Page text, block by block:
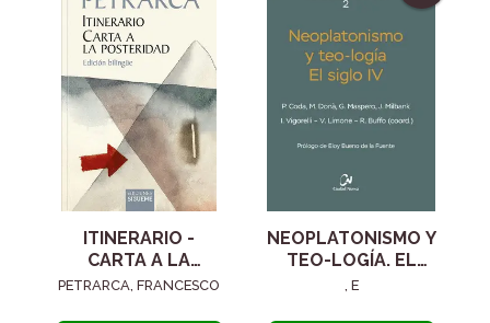
ITINERARIO -
CARTA A LA
POSTERIDAD
PETRARCA, FRANCESCO
NEOPLATONISMO Y
TEO-LOGÍA. EL
SIGLO IV
, E